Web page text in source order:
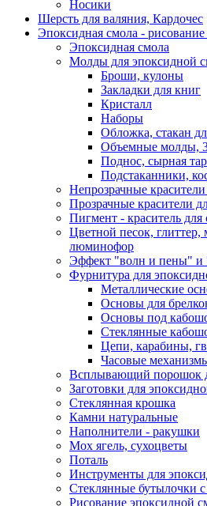
Носики
Шерсть для валяния, Кардочес
Эпоксидная смола -
Эпоксидная смола
Молды для эпоксидной
Броши, кулоны
Закладки для книг
Кристалл
Наборы
Обложка, стакан
Объемные молды,
Поднос, сырная
Подстаканники,
Непрозрачные
Прозрачные красители
Пигмент - краситель
Цветной песок,
люминофор
Эффект "волн и пены" и
Фурнитура для
Металлические
Основы для
Основы под
Стеклянные
Цепи, карабины,
Часовые
Всплывающий порошок
Заготовки для
Стеклянная крошка
Камни натуральные
Наполнители - ракушки
Мох ягель, сухоцветы
Поталь
Инструменты для
Стеклянные бутылочки
Рисование эпоксидной